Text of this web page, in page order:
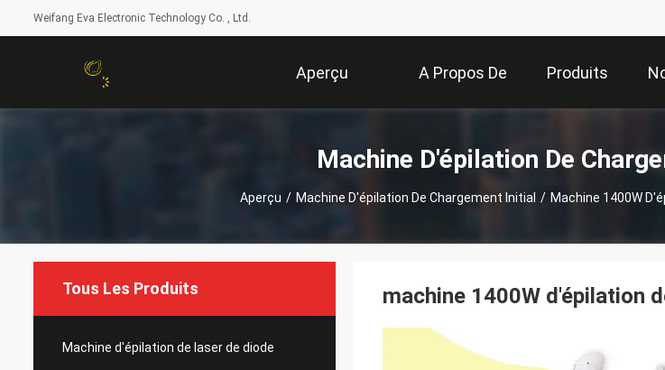
Weifang Eva Electronic Technology Co. , Ltd.
Aperçu A Propos De
Nous
Produits
Machine D'épilation De
Aperçu / Machine D'épilation De Chargement Initial / Machine 1400W
Tous Les Produits
Machine d'épilation de laser de diode
machine 1400W d'épilation